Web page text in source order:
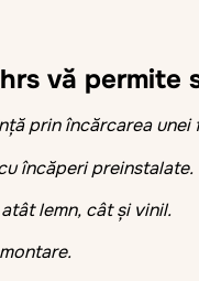
vă permite
prin încărcarea
încăperi preinstalate.
lemn, cât și vinil.